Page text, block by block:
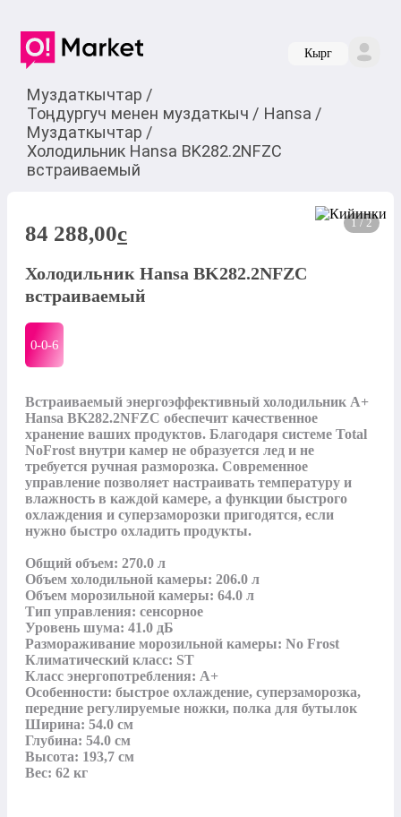
Кырг
Муздаткычтар /
Тоңдургуч менен муздаткыч / Hansa /
Муздаткычтар /
Холодильник Hansa BK282.2NFZC
встраиваемый
1 / 2
84 288,00c
Холодильник Hansa BK282.2NFZC
встраиваемый
0-0-6
Встраиваемый энергоэффективный холодильник A+
Hansa BK282.2NFZC обеспечит качественное
хранение ваших продуктов. Благодаря системе Total
NoFrost внутри камер не образуется лед и не
требуется ручная разморозка. Современное
управление позволяет настраивать температуру и
влажность в каждой камере, а функции быстрого
охлаждения и суперзаморозки пригодятся, если
нужно быстро охладить продукты.
Общий объем: 270.0 л
Объем холодильной камеры: 206.0 л
Объем морозильной камеры: 64.0 л
Тип управления: сенсорное
Уровень шума: 41.0 дБ
Размораживание морозильной камеры: No Frost
Климатический класс: ST
Класс энергопотребления: A+
Особенности: быстрое охлаждение, суперзаморозка,
передние регулируемые ножки, полка для бутылок
Ширина: 54.0 см
Глубина: 54.0 см
Высота: 193,7 см
Вес: 62 кг